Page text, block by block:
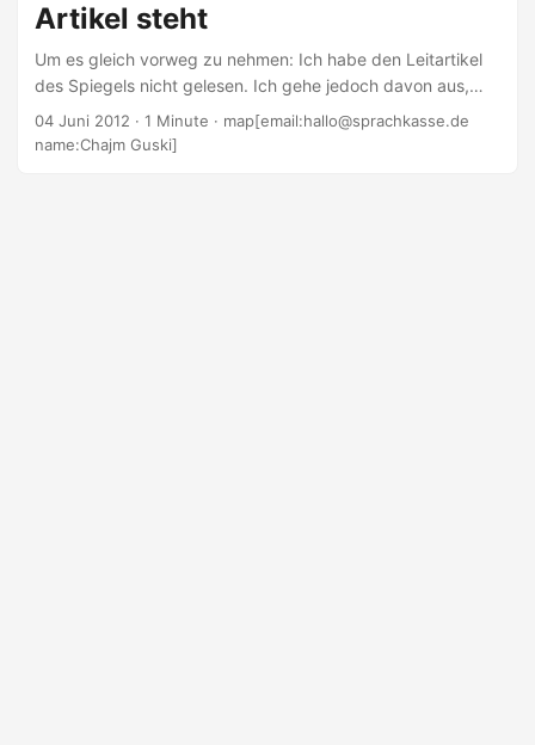
Artikel steht
Um es gleich vorweg zu nehmen: Ich habe den Leitartikel
des Spiegels nicht gelesen. Ich gehe jedoch davon aus,
dass der Spiegel die Politik dafür lobt, dass der Merkel-
Satz »Israels Sicherheit ist Teil der deutschen Staatsräson«
04 Juni 2012 · 1 Minute · map[email:hallo@sprachkasse.de
name:Chajm Guski]